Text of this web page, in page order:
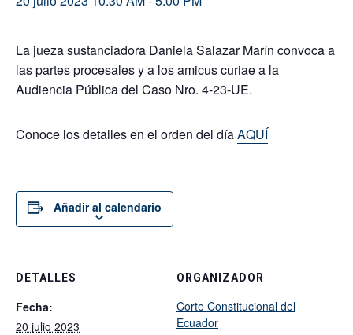
La jueza sustanciadora Daniela Salazar Marín convoca a
las partes procesales y a los amicus curiae a la
Audiencia Pública del Caso Nro. 4-23-UE.
Conoce los detalles en el orden del díaAQUÍ
Añadir al calendario
DETALLES
Fecha:
20 julio 2023
ORGANIZADOR
Corte Constitucional del
Ecuador